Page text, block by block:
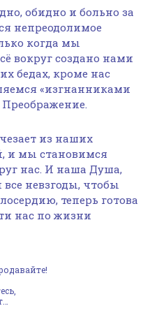
обидно и больно за
непреодолимое
когда мы
вокруг создано нами
бедах, кроме нас
«изгнанниками
из наших
и мы становимся
нас. И наша Душа,
невзгоды, чтобы
теперь готова
нас по жизни